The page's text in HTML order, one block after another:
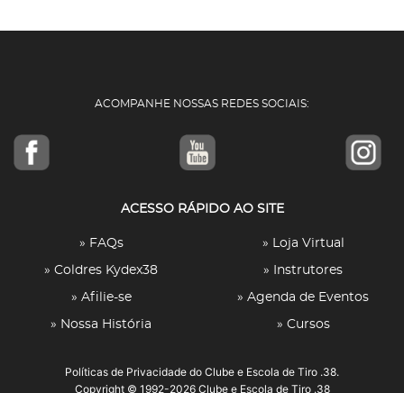
ACOMPANHE NOSSAS REDES SOCIAIS:
ACESSO RÁPIDO AO SITE
» FAQs
» Coldres Kydex38
» Afilie-se
» Nossa História
» Loja Virtual
» Instrutores
» Agenda de Eventos
» Cursos
Políticas de Privacidade do Clube e Escola de Tiro .38.
Copyright © 1992-2026 Clube e Escola de Tiro .38